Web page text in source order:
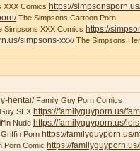
XXX Comics https://
The Simpsons Cartoon Porn
Simpsons XXX Comics https://
simpsons-xxx/The Simpsons
hentai/Family Guy Porn Comics
SEX https://familyguyporn.us/
Nude https://familyguyporn.us/
Porn https://familyguyporn.us/
Porn Comic https://